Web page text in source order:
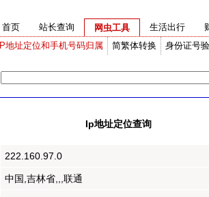
首页 站长查询
网虫工具
IP地址定位和手机号码归属
简繁体转换 身份证号
生活出行
Ip地址定位查询
222.160.97.0
中国,吉林省,,,联通